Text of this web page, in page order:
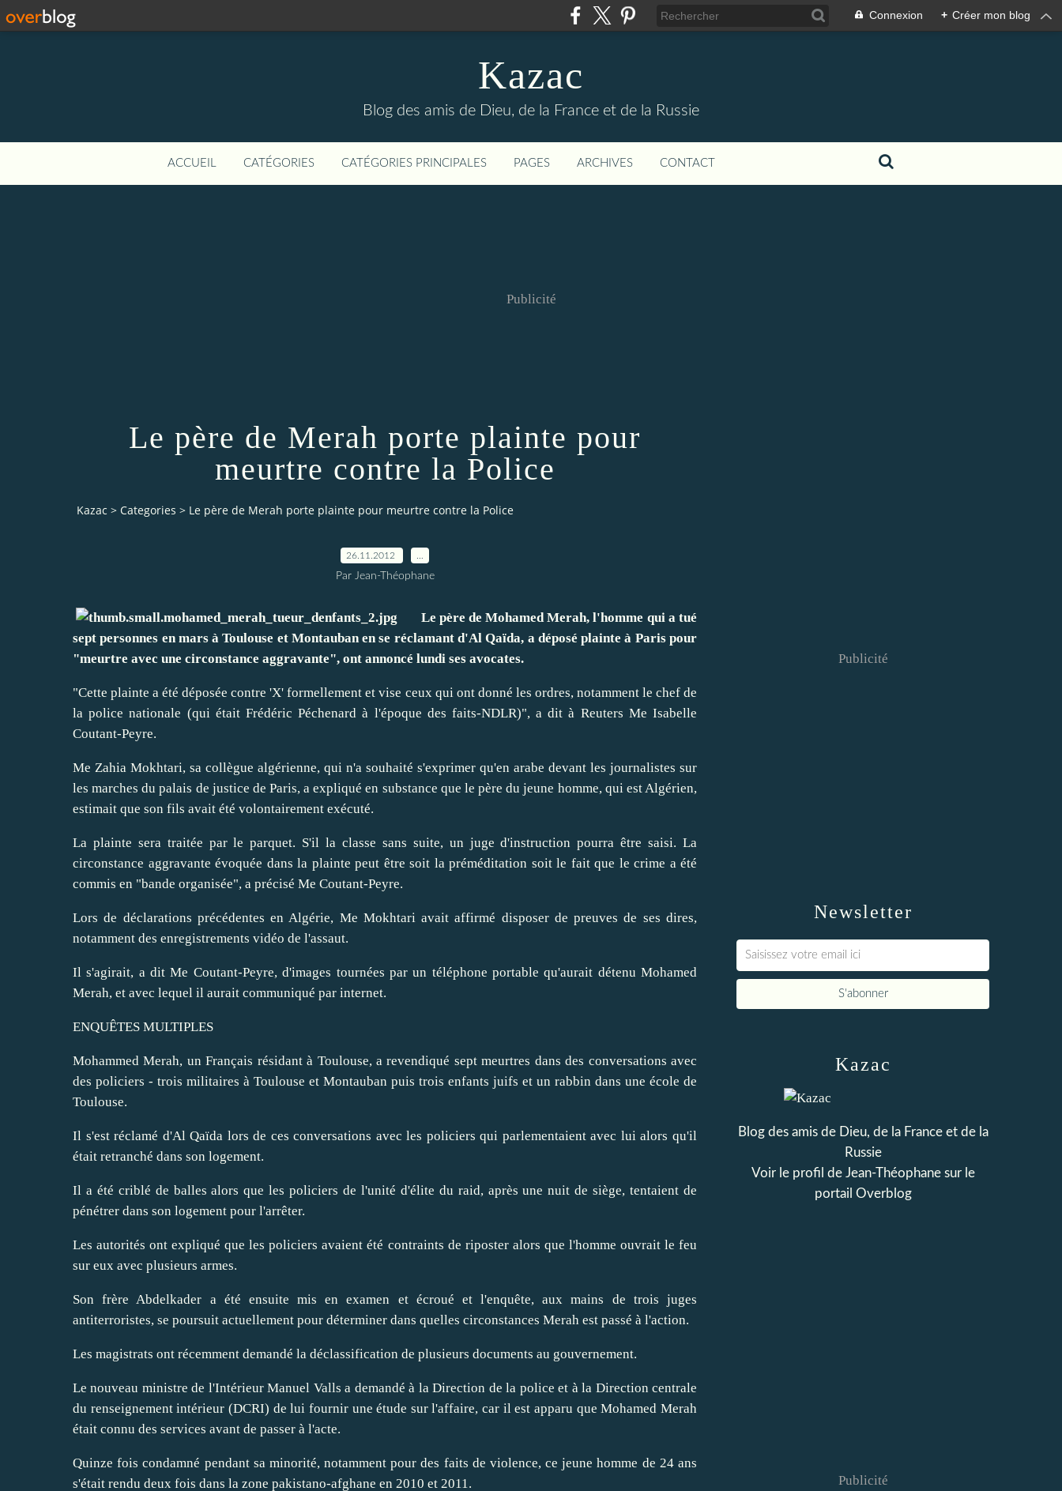
Connexion + Créer mon blog
Kazac
Blog des amis de Dieu, de la France et de la Russie
ACCUEIL CATÉGORIES CATÉGORIES PRINCIPALES PAGES ARCHIVES CONTACT
Publicité
Le père de Merah porte plainte pour
meurtre contre la Police
Kazac > Categories > Le père de Merah porte plainte pour meurtre contre la Police
26.11.2012
Par Jean-Théophane
Le père de Mohamed Merah, l'homme qui a tué
sept personnes en mars à Toulouse et Montauban en se réclamant d'Al Qaïda, a déposé plainte à Paris pour
"meurtre avec une circonstance aggravante", ont annoncé lundi ses avocates.
"Cette plainte a été déposée contre 'X' formellement et vise ceux qui ont donné les ordres, notamment le chef de
la police nationale (qui était Frédéric Péchenard à l'époque des faits-NDLR)", a dit à Reuters Me Isabelle
Coutant-Peyre.
Me Zahia Mokhtari, sa collègue algérienne, qui n'a souhaité s'exprimer qu'en arabe devant les journalistes sur
les marches du palais de justice de Paris, a expliqué en substance que le père du jeune homme, qui est Algérien,
estimait que son fils avait été volontairement exécuté.
La plainte sera traitée par le parquet. S'il la classe sans suite, un juge d'instruction pourra être saisi. La
circonstance aggravante évoquée dans la plainte peut être soit la préméditation soit le fait que le crime a été
commis en "bande organisée", a précisé Me Coutant-Peyre.
Lors de déclarations précédentes en Algérie, Me Mokhtari avait affirmé disposer de preuves de ses dires,
notamment des enregistrements vidéo de l'assaut.
Il s'agirait, a dit Me Coutant-Peyre, d'images tournées par un téléphone portable qu'aurait détenu Mohamed
Merah, et avec lequel il aurait communiqué par internet.
ENQUÊTES MULTIPLES
Mohammed Merah, un Français résidant à Toulouse, a revendiqué sept meurtres dans des conversations avec
des policiers - trois militaires à Toulouse et Montauban puis trois enfants juifs et un rabbin dans une école de
Toulouse.
Il s'est réclamé d'Al Qaïda lors de ces conversations avec les policiers qui parlementaient avec lui alors qu'il
était retranché dans son logement.
Il a été criblé de balles alors que les policiers de l'unité d'élite du raid, après une nuit de siège, tentaient de
pénétrer dans son logement pour l'arrêter.
Les autorités ont expliqué que les policiers avaient été contraints de riposter alors que l'homme ouvrait le feu
sur eux avec plusieurs armes.
Son frère Abdelkader a été ensuite mis en examen et écroué et l'enquête, aux mains de trois juges
antiterroristes, se poursuit actuellement pour déterminer dans quelles circonstances Merah est passé à l'action.
Les magistrats ont récemment demandé la déclassification de plusieurs documents au gouvernement.
Le nouveau ministre de l'Intérieur Manuel Valls a demandé à la Direction de la police et à la Direction centrale
du renseignement intérieur (DCRI) de lui fournir une étude sur l'affaire, car il est apparu que Mohamed Merah
était connu des services avant de passer à l'acte.
Quinze fois condamné pendant sa minorité, notamment pour des faits de violence, ce jeune homme de 24 ans
s'était rendu deux fois dans la zone pakistano-afghane en 2010 et 2011.
Newsletter
Publicité
Kazac
Blog des amis de Dieu, de la France et de la
Russie
Voir le profil de Jean-Théophanesur le
portail Overblog
Publicité